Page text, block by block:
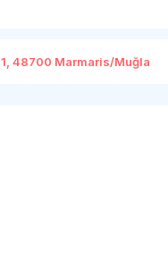
48700 Marmaris/Muğla